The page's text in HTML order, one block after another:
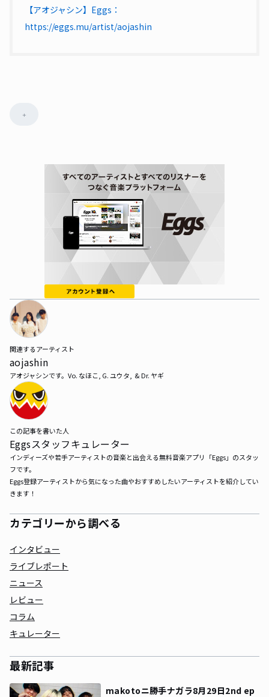
【アオジャシン】Eggs：
https://eggs.mu/artist/aojashin
+
関連するアーティスト
aojashin
アオジャシンです。Vo. なほこ, G. ユウタ,  & Dr. ヤギ
この記事を書いた人
Eggsスタッフキュレーター
インディーズや若手アーティストの音楽と出会える無料音楽アプリ「Eggs」のスタッ
フです。
Eggs登録アーティストから気になった曲やおすすめしたいアーティストを紹介してい
きます！
カテゴリーから調べる
インタビュー
ライブレポート
ニュース
レビュー
コラム
キュレーター
最新記事
makotoニ勝手ナガラ8月29日2nd ep